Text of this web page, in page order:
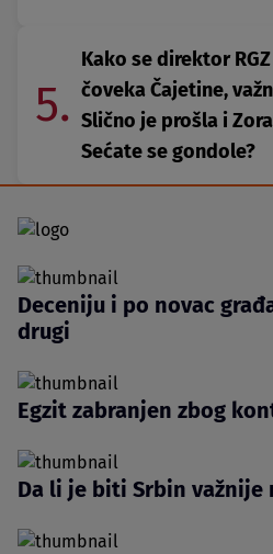
5.
Kako se direktor
čoveka Čajetine,
Slično je prošla i
Sećate se gondole?
Deceniju i po novac
drugi
Egzit zabranjen zbog
Da li je biti Srbin važnije